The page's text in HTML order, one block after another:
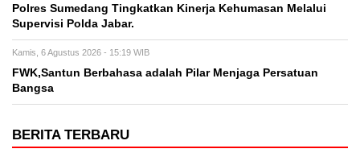
Polres Sumedang Tingkatkan Kinerja Kehumasan Melalui
Supervisi Polda Jabar.
Kamis, 6 Agustus 2026 - 15:19 WIB
FWK,Santun Berbahasa adalah Pilar Menjaga Persatuan
Bangsa
BERITA TERBARU